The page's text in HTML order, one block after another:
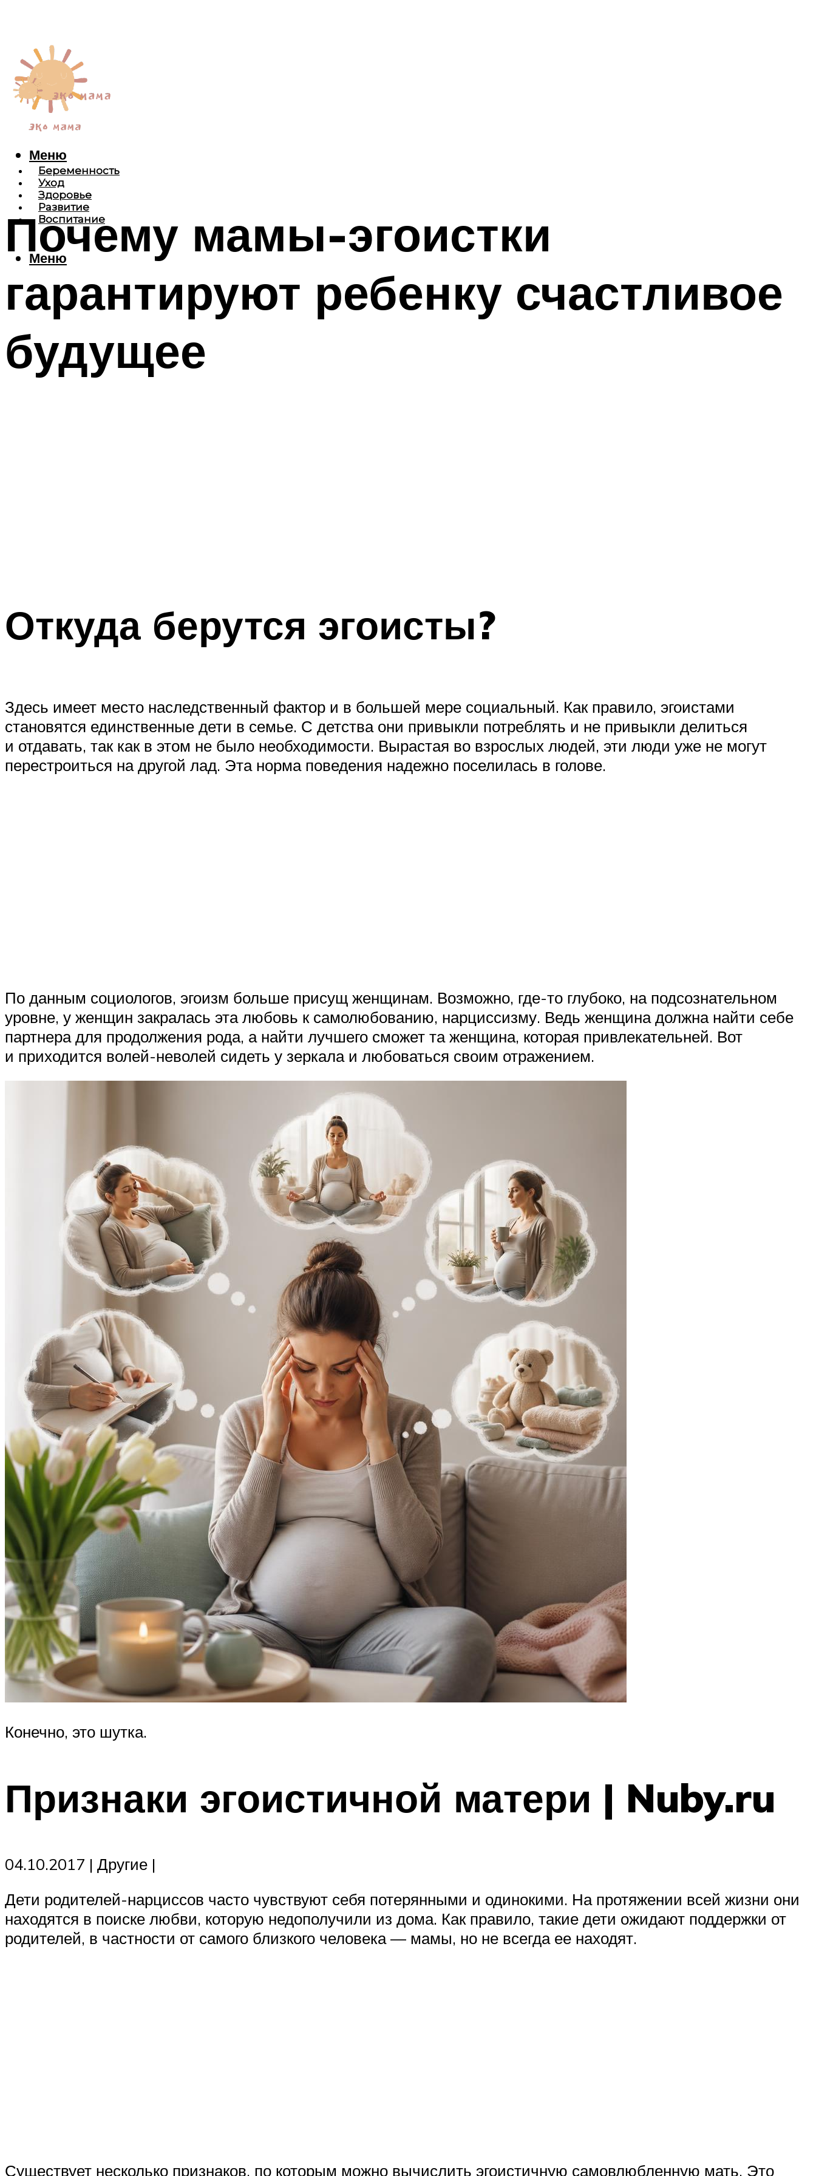
Беременность
Уход
Здоровье
Развитие
Воспитание
Меню
Меню
Почему мамы-эгоистки
гарантируют ребенку счастливое
будущее
Откуда берутся эгоисты?
Здесь имеет место наследственный фактор и в большей мере социальный. Как правило, эгоистами
становятся единственные дети в семье. С детства они привыкли потреблять и не привыкли делиться
и отдавать, так как в этом не было необходимости. Вырастая во взрослых людей, эти люди уже не могут
перестроиться на другой лад. Эта норма поведения надежно поселилась в голове.
По данным социологов, эгоизм больше присущ женщинам. Возможно, где-то глубоко, на подсознательном
уровне, у женщин закралась эта любовь к самолюбованию, нарциссизму. Ведь женщина должна найти себе
партнера для продолжения рода, а найти лучшего сможет та женщина, которая привлекательней. Вот
и приходится волей-неволей сидеть у зеркала и любоваться своим отражением.
Конечно, это шутка.
Признаки эгоистичной матери | Nuby.ru
04.10.2017 | Другие |
Дети родителей-нарциссов часто чувствуют себя потерянными и одинокими. На протяжении всей жизни они
находятся в поиске любви, которую недополучили из дома. Как правило, такие дети ожидают поддержки от
родителей, в частности от самого близкого человека — мамы, но не всегда ее находят.
Существует несколько признаков, по которым можно вычислить эгоистичную самовлюбленную мать. Это